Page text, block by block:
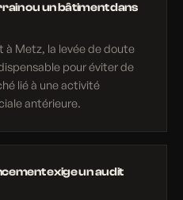
ou un bâtiment dans
Metz, la levée de doute
pour éviter de
lié à une activité
antérieure.
exige un audit